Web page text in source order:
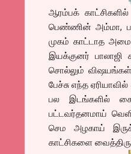
ஆரம்பக்
பெண்ணின் அம்மா,
முகம் காட்டாத
இயக்குனர்
சொல்லும் விஷயங்கள்
பேச்சு எந்த
பல இடங்களில்
பட்டவர்தனமாய்
செம அழகாய்
காட்சிகளை